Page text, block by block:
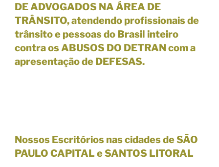
DE ADVOGADOS NA ÁREA DE
TRÂNSITO, atendendo profissionais de
trânsito e pessoas do Brasil inteiro
contra osABUSOS DO DETRAN com a
apresentação de DEFESAS.
Nossos Escritórios nas cidades de SÃO
PAULO CAPITAL e SANTOS LITORAL